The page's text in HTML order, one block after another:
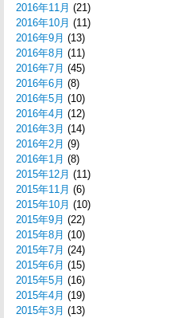
2016年11月 (21)
2016年10月 (11)
2016年9月 (13)
2016年8月 (11)
2016年7月 (45)
2016年6月 (8)
2016年5月 (10)
2016年4月 (12)
2016年3月 (14)
2016年2月 (9)
2016年1月 (8)
2015年12月 (11)
2015年11月 (6)
2015年10月 (10)
2015年9月 (22)
2015年8月 (10)
2015年7月 (24)
2015年6月 (15)
2015年5月 (16)
2015年4月 (19)
2015年3月 (13)